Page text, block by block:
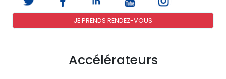
JE PRENDS RENDEZ-VOUS
Accélérateurs